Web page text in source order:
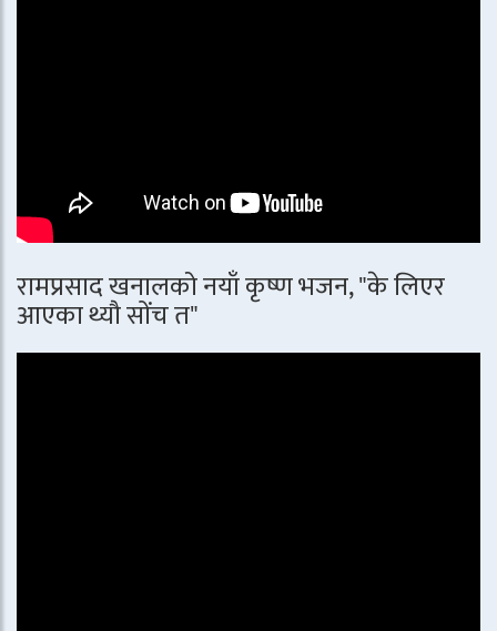
रामप्रसाद खनालको नयाँ कृष्ण भजन, "के लिएर
आएका थ्यौ सोंच त"